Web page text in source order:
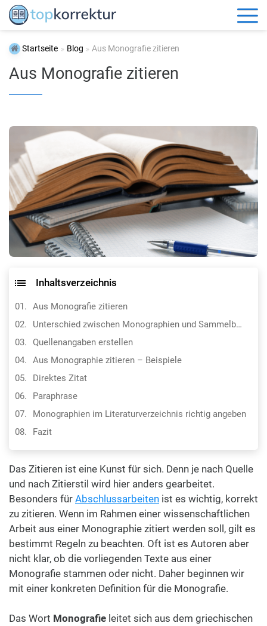
Startseite Blog Aus Monografie zitieren
Aus Monografie zitieren
Inhaltsverzeichnis
Aus Monografie zitieren
Unterschied zwischen Monographien und Sammelbänden
Quellenangaben erstellen
Aus Monographie zitieren – Beispiele
Direktes Zitat
Paraphrase
Monographien im Literaturverzeichnis richtig angeben
Fazit
Das Zitieren ist eine Kunst für sich. Denn je nach Quelle
und nach Zitierstil wird hier anders gearbeitet.
Besonders für Abschlussarbeiten ist es wichtig, korrekt
zu zitieren. Wenn im Rahmen einer wissenschaftlichen
Arbeit aus einer Monographie zitiert werden soll, gilt es
bestimmt Regeln zu beachten. Oft ist es Autoren aber
nicht klar, ob die vorliegenden Texte aus einer
Monografie stammen oder nicht. Daher beginnen wir
mit einer konkreten Definition für die Monografie.
Das Wort Monografie leitet sich aus dem griechischen